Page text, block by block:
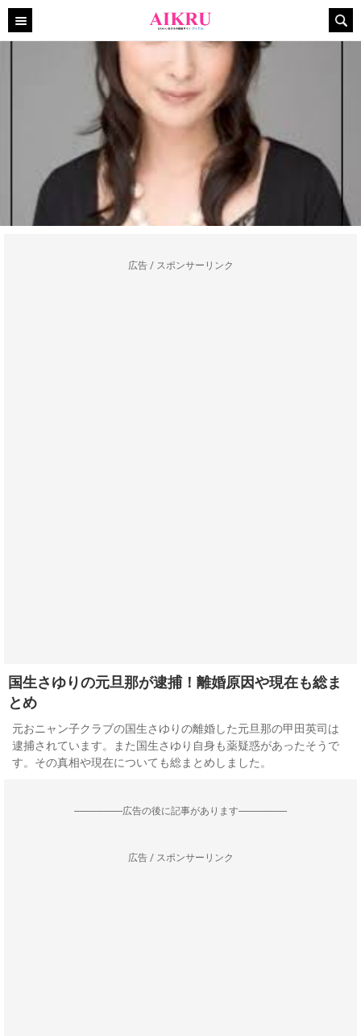
広告 / スポンサーリンク
国生さゆりの元旦那が逮捕！離婚原因や現在も総ま
とめ
元おニャン子クラブの国生さゆりの離婚した元旦那の甲田英司は
逮捕されています。また国生さゆり自身も薬疑惑があったそうで
す。その真相や現在についても総まとめしました。
--------------------広告の後に記事があります--------------------
広告 / スポンサーリンク